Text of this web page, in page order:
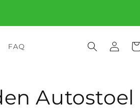
in huis, in België binnen 1–2
FAQ Inloggen
Autostoel